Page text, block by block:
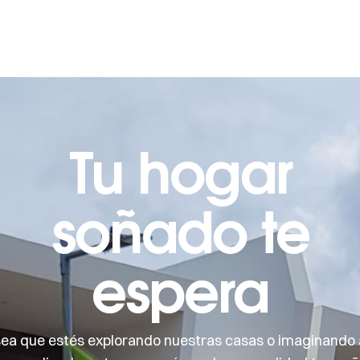
Tu hogar
soñado te
espera
que estés explorando nuestras casas o imaginando